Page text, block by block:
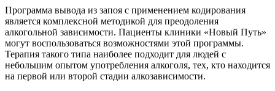
Программа вывода из запоя с применением кодирования
является комплексной методикой для преодоления
алкогольной зависимости. Пациенты клиники «Новый Путь»
могут воспользоваться возможностями этой программы.
Терапия такого типа наиболее подходит для людей с
небольшим опытом употребления алкоголя, тех, кто находится
на первой или второй стадии алкозависимости.